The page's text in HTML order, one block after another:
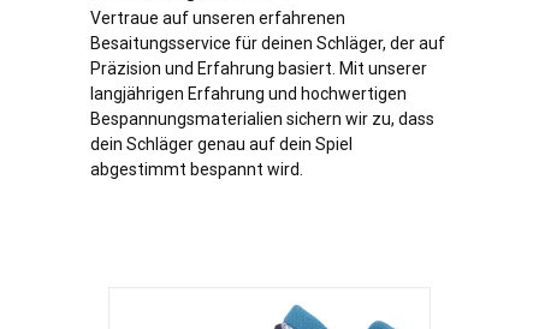
Vertraue auf unseren erfahrenen
Besaitungsservice für deinen Schläger, der auf
Präzision und Erfahrung basiert. Mit unserer
langjährigen Erfahrung und hochwertigen
Bespannungsmaterialien sichern wir zu, dass
dein Schläger genau auf dein Spiel
abgestimmt bespannt wird.